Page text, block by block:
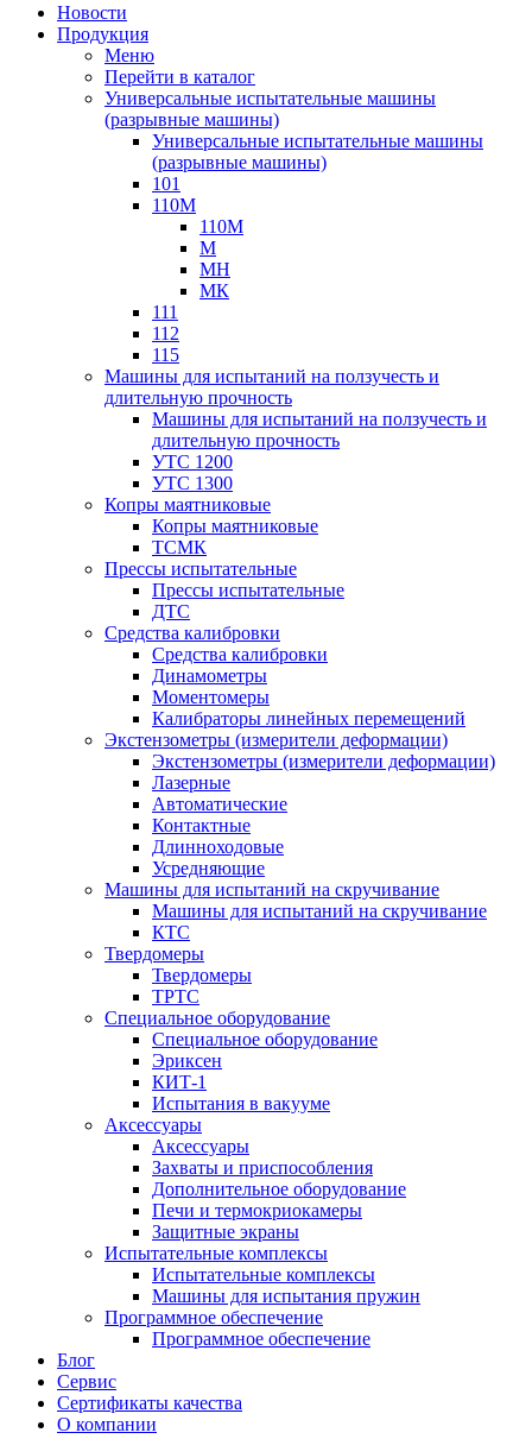
Новости
Продукция
Меню
Перейти в каталог
Универсальные испытательные машины
(разрывные машины)
Универсальные испытательные машины
(разрывные машины)
101
110М
110М
М
МН
МК
111
112
115
Машины для испытаний на ползучесть и
длительную прочность
Машины для испытаний на ползучесть и
длительную прочность
УТС 1200
УТС 1300
Копры маятниковые
Копры маятниковые
ТСМК
Прессы испытательные
Прессы испытательные
ДТС
Средства калибровки
Средства калибровки
Динамометры
Моментомеры
Калибраторы линейных перемещений
Экстензометры (измерители деформации)
Экстензометры (измерители деформации)
Лазерные
Автоматические
Контактные
Длинноходовые
Усредняющие
Машины для испытаний на скручивание
Машины для испытаний на скручивание
КТС
Твердомеры
Твердомеры
ТРТС
Специальное оборудование
Специальное оборудование
Эриксен
КИТ-1
Испытания в вакууме
Аксессуары
Аксессуары
Захваты и приспособления
Дополнительное оборудование
Печи и термокриокамеры
Защитные экраны
Испытательные комплексы
Испытательные комплексы
Машины для испытания пружин
Программное обеспечение
Программное обеспечение
Блог
Сервис
Сертификаты качества
О компании